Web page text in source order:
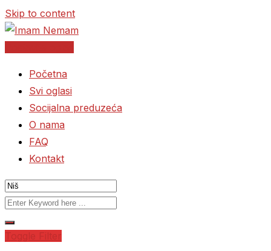
Skip to content
Početna
Svi oglasi
Socijalna preduzeća
O nama
FAQ
Kontakt
Toggle Filter